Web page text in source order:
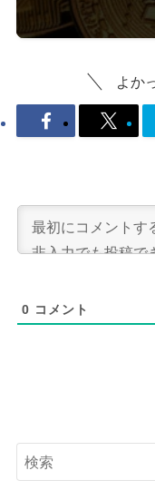
よか
0 コメント